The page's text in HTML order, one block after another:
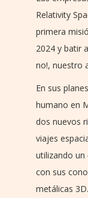
Relativity
primera
2024 y batir
no!, nuestro
En sus
humano en
dos nuevos
viajes
utilizando un
con sus
metálicas 3D.